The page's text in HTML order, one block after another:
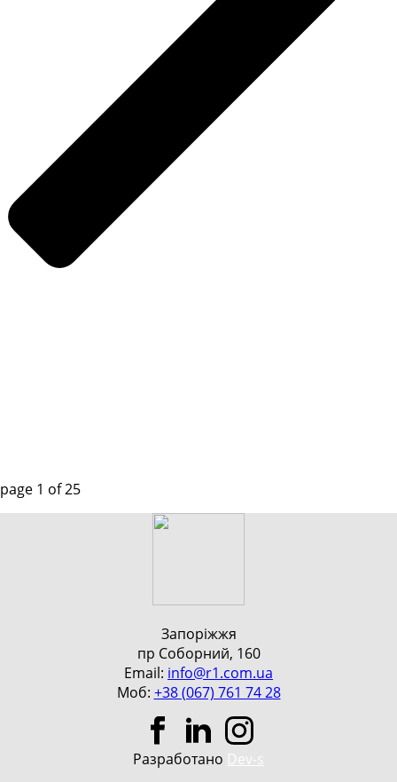
page 1 of25
Запоріжжя
пр Соборний, 160
Email: info@r1.com.ua
Моб: +38 (067) 761 74 28
Разработано Dev-s